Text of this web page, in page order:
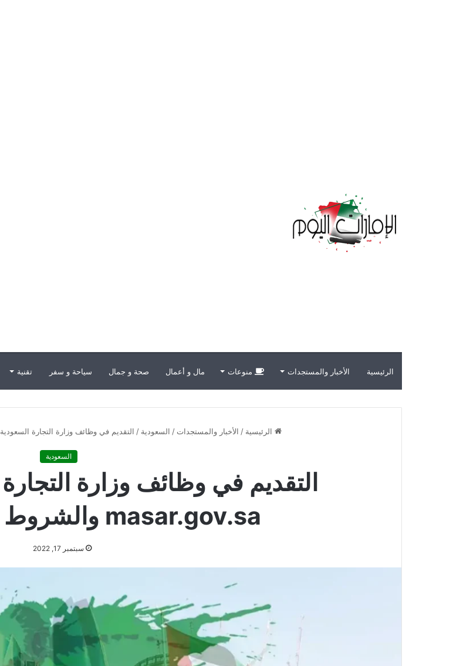
الرئيسية الأخبار والمستجدات منوعات مال و أعمال صحة و جمال سياحة و سفر تقنية
الرئيسية / الأخبار والمستجدات / السعودية / التقديم في وظائف وزارة التجارة السعودية 1444 عبر masar.gov.sa والشروط اللازمة للتقديم
السعودية
masar.gov.sa والشروط اللازمة للتقديم
سبتمبر 17, 2022